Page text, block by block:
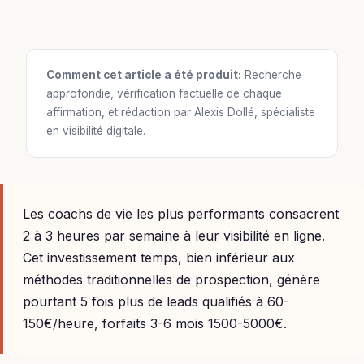
Comment cet article a été produit: Recherche
approfondie, vérification factuelle de chaque
affirmation, et rédaction par Alexis Dollé, spécialiste
en visibilité digitale.
Les coachs de vie les plus performants consacrent
2 à 3 heures par semaine à leur visibilité en ligne.
Cet investissement temps, bien inférieur aux
méthodes traditionnelles de prospection, génère
pourtant 5 fois plus de leads qualifiés à 60-
150€/heure, forfaits 3-6 mois 1500-5000€.